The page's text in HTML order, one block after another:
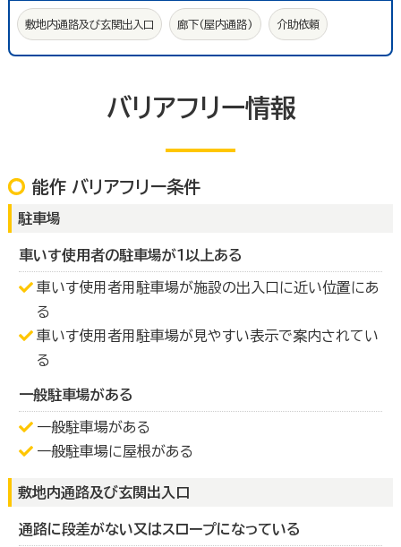
敷地内通路及び玄関出入口 廊下(屋内通路) 介助依頼
バリアフリー情報
能作 バリアフリー条件
駐車場
車いす使用者の駐車場が１以上ある
車いす使用者用駐車場が施設の出入口に近い位置にあ
る
車いす使用者用駐車場が見やすい表示で案内されてい
る
一般駐車場がある
一般駐車場がある
一般駐車場に屋根がある
敷地内通路及び玄関出入口
通路に段差がない又はスロープになっている